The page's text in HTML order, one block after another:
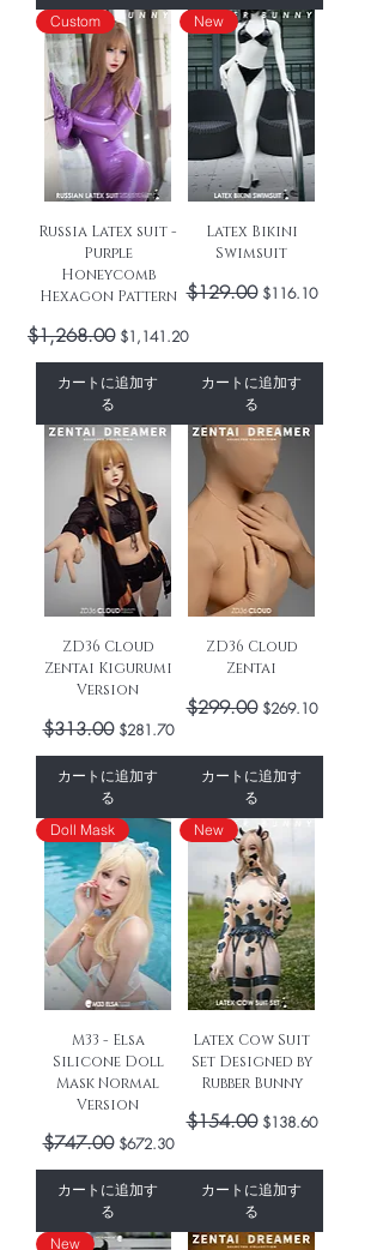
Custom
Russia Latex suit -
Purple
Honeycomb
Hexagon Pattern
通常価格
$1,268.00 セール価格
$1,141.20
カートに追加す
る
New
Latex Bikini
Swimsuit
通常価格
$129.00 セール価格
$116.10
カートに追加す
る
ZD36 Cloud
Zentai Kigurumi
Version
通常価格
$313.00 セール価格
$281.70
カートに追加す
る
ZD36 Cloud
Zentai
通常価格
$299.00 セール価格
$269.10
カートに追加す
る
Doll Mask
M33 - Elsa
Silicone Doll
Mask Normal
Version
通常価格
$747.00 セール価格
$672.30
カートに追加す
る
New
Latex Cow Suit
Set Designed by
Rubber Bunny
通常価格
$154.00 セール価格
$138.60
カートに追加す
る
New